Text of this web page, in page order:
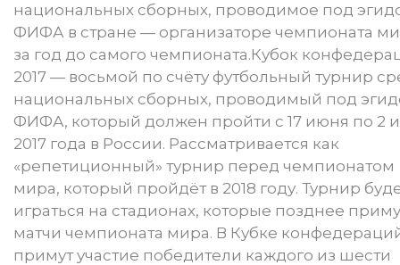
национальных сборных, проводимое под
ФИФА в стране — организаторе чемпионата
за год до самого чемпионата.Кубок
2017 — восьмой по счёту футбольный турнир
национальных сборных, проводимый под
ФИФА, который должен пройти с 17 июня по 2
2017 года в России. Рассматривается как
«репетиционный» турнир перед чемпионатом
мира, который пройдёт в 2018 году. Турнир
играться на стадионах, которые позднее
матчи чемпионата мира. В Кубке
примут участие победители каждого из шести